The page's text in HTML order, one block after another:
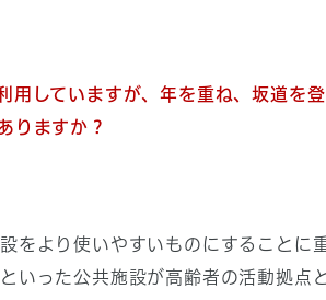
ていますが、年を重ね、坂道を登
りますか？
より使いやすいものにすることに
った公共施設が高齢者の活動拠点